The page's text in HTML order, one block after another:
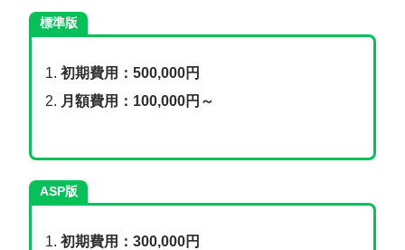
標準版
初期費用：500,000円
月額費用：100,000円～
ASP版
初期費用：300,000円